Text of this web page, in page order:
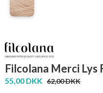
Filcolana Merci Lys
55,00 DKK 62,00 DKK